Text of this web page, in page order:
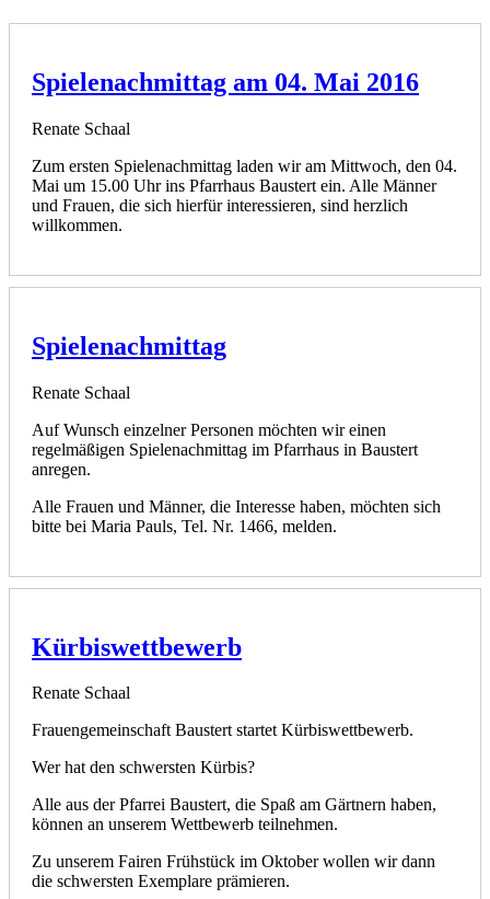
Spielenachmittag am 04. Mai 2016
Renate Schaal
Zum ersten Spielenachmittag laden wir am Mittwoch, den 04.
Mai um 15.00 Uhr ins Pfarrhaus Baustert ein. Alle Männer
und Frauen, die sich hierfür interessieren, sind herzlich
willkommen.
Spielenachmittag
Renate Schaal
Auf Wunsch einzelner Personen möchten wir einen
regelmäßigen Spielenachmittag im Pfarrhaus in Baustert
anregen.
Alle Frauen und Männer, die Interesse haben, möchten sich
bitte bei Maria Pauls, Tel. Nr. 1466, melden.
Kürbiswettbewerb
Renate Schaal
Frauengemeinschaft Baustert startet Kürbiswettbewerb.
Wer hat den schwersten Kürbis?
Alle aus der Pfarrei Baustert, die Spaß am Gärtnern haben,
können an unserem Wettbewerb teilnehmen.
Zu unserem Fairen Frühstück im Oktober wollen wir dann
die schwersten Exemplare prämieren.